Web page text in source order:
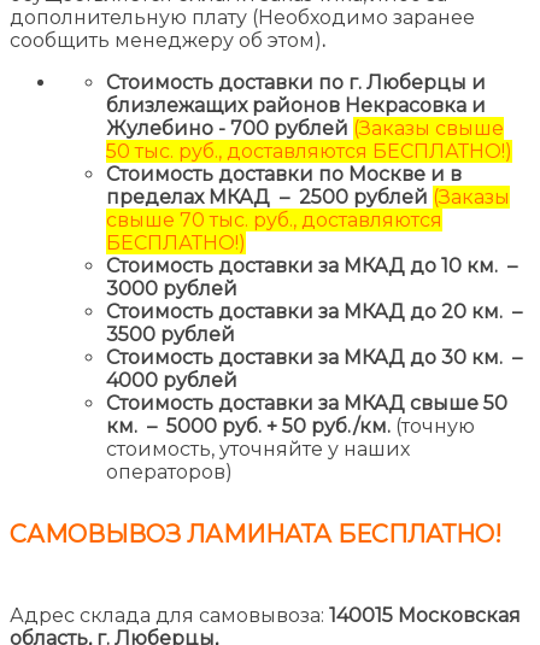
дополнительную плату (Необходимо заранее
сообщить менеджеру об этом).
Стоимость доставки по г. Люберцы и
близлежащих районов Некрасовка и
Жулебино - 700 рублей (Заказы свыше
50 тыс. руб., доставляются БЕСПЛАТНО!)
Стоимость доставки по Москве и в
пределах МКАД – 2500 рублей (Заказы
свыше 70 тыс. руб., доставляются
БЕСПЛАТНО!)
Стоимость доставки за МКАД до 10 км. –
3000 рублей
Стоимость доставки за МКАД до 20 км. –
3500 рублей
Стоимость доставки за МКАД до 30 км. –
4000 рублей
Стоимость доставки за МКАД свыше 50
км. – 5000 руб. + 50 руб./км. (точную
стоимость, уточняйте у наших
операторов)
САМОВЫВОЗ ЛАМИНАТА БЕСПЛАТНО!
Адрес склада для самовывоза: 140015 Московская
область, г. Люберцы,